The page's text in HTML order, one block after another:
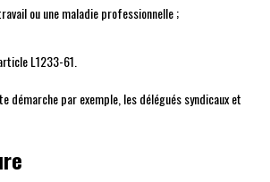
ou une maladie professionnelle ;
L1233-61.
démarche par exemple, les délégués syndicaux et